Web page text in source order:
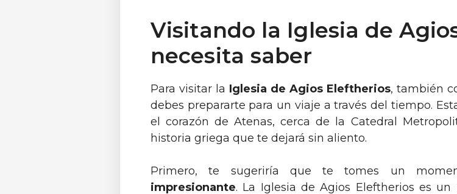
Visitando la Iglesia de
necesita saber
Para visitar la Iglesia de Agios Eleftherios, también
debes prepararte para un viaje a través del tiempo.
el corazón de Atenas, cerca de la Catedral
historia griega que te dejará sin aliento.
Primero, te sugeriría que te tomes un
impresionante. La Iglesia de Agios Eleftherios es